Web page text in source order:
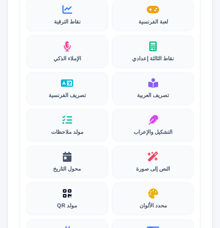
لعبة الفرنسية نقاط الترقية
نقاط الثالثة إعدادي الإملاء الذكي
تصريف العربية تصريف الفرنسية
التشكيل والإعراب مولد ملاحظات
النص إلى صورة محول التاريخ
محدد الألوان مولد QR